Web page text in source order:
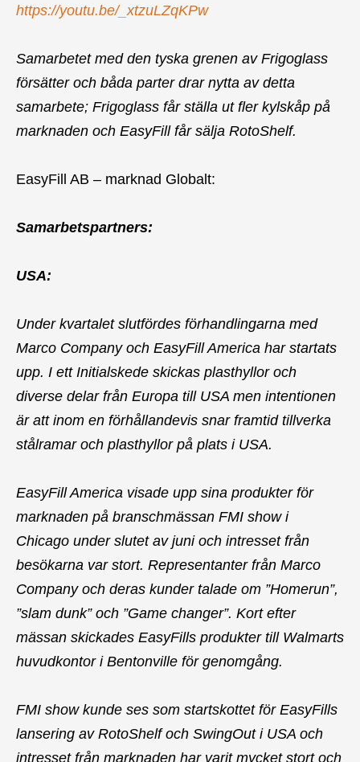
https://youtu.be/_xtzuLZqKPw
Samarbetet med den tyska grenen av Frigoglass
försätter och båda parter drar nytta av detta
samarbete; Frigoglass får ställa ut fler kylskåp på
marknaden och EasyFill får sälja RotoShelf.
EasyFill AB – marknad Globalt:
Samarbetspartners:
USA:
Under kvartalet slutfördes förhandlingarna med
Marco Company och EasyFill America har startats
upp. I ett Initialskede skickas plasthyllor och
diverse delar från Europa till USA men intentionen
är att inom en förhållandevis snar framtid tillverka
stålramar och plasthyllor på plats i USA.
EasyFill America visade upp sina produkter för
marknaden på branschmässan FMI show i
Chicago under slutet av juni och intresset från
besökarna var stort. Representanter från Marco
Company och deras kunder talade om ”Homerun”,
”slam dunk” och ”Game changer”. Kort efter
mässan skickades EasyFills produkter till Walmarts
huvudkontor i Bentonville för genomgång.
FMI show kunde ses som startskottet för EasyFills
lansering av RotoShelf och SwingOut i USA och
intresset från marknaden har varit mycket stort och